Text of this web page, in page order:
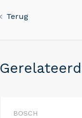
Terug
BOSCH